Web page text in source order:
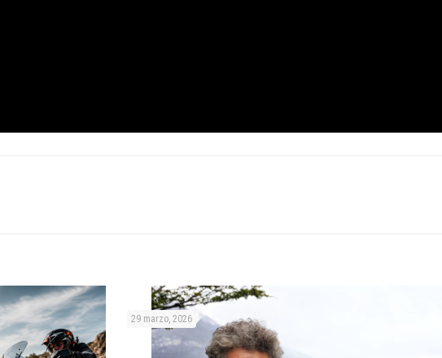
29 marzo, 2026